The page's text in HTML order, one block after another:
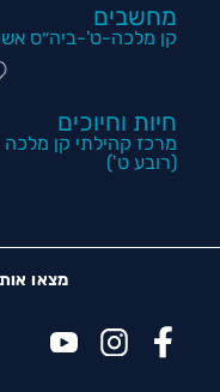
מחשבים
קן מלכה-ט'-ביה״ס
חיות וחיוכים
מרכז קהילתי קן מלכה
(רובע ט')
מצאו